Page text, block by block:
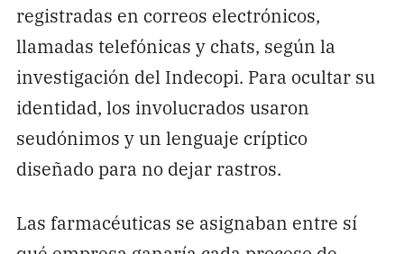
registradas en correos electrónicos,
llamadas telefónicas y chats, según la
investigación del Indecopi. Para ocultar su
identidad, los involucrados usaron
seudónimos y un lenguaje críptico
diseñado para no dejar rastros.
Las farmacéuticas se asignaban entre sí